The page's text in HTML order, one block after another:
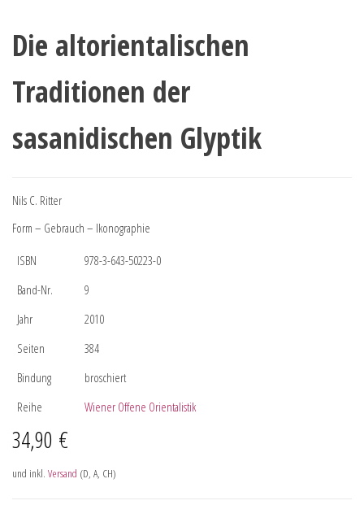
Die altorientalischen
Traditionen der
sasanidischen Glyptik
Nils C. Ritter
Form – Gebrauch – Ikonographie
ISBN
978-3-643-50223-0
Band-Nr.
9
Jahr
2010
Seiten
384
Bindung
broschiert
Reihe
Wiener Offene Orientalistik
34,90 €
und inkl. Versand (D, A, CH)